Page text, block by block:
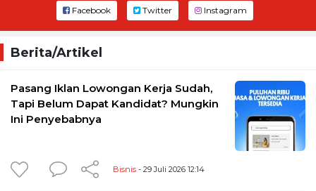
Facebook Twitter Instagram
Berita/Artikel
Pasang Iklan Lowongan Kerja Sudah,
Tapi Belum Dapat Kandidat? Mungkin
Ini Penyebabnya
Bisnis - 29 Juli 2026 12:14